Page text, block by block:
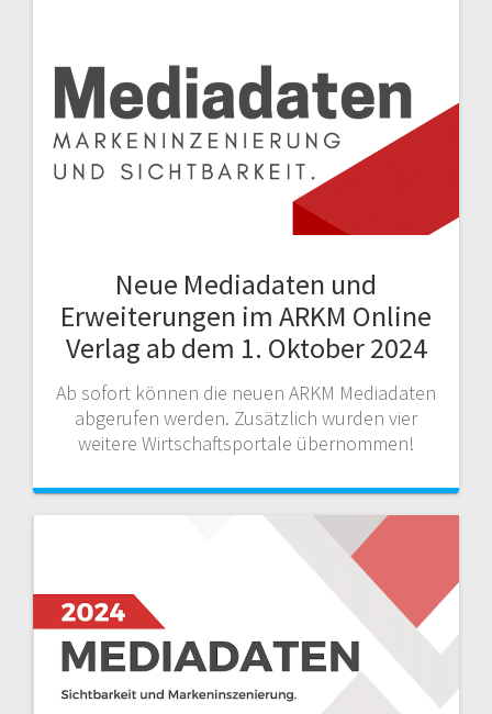
Neue Mediadaten und
Erweiterungen im ARKM Online
Verlag ab dem 1. Oktober 2024
Ab sofort können die neuen ARKM Mediadaten
abgerufen werden. Zusätzlich wurden vier
weitere Wirtschaftsportale übernommen!